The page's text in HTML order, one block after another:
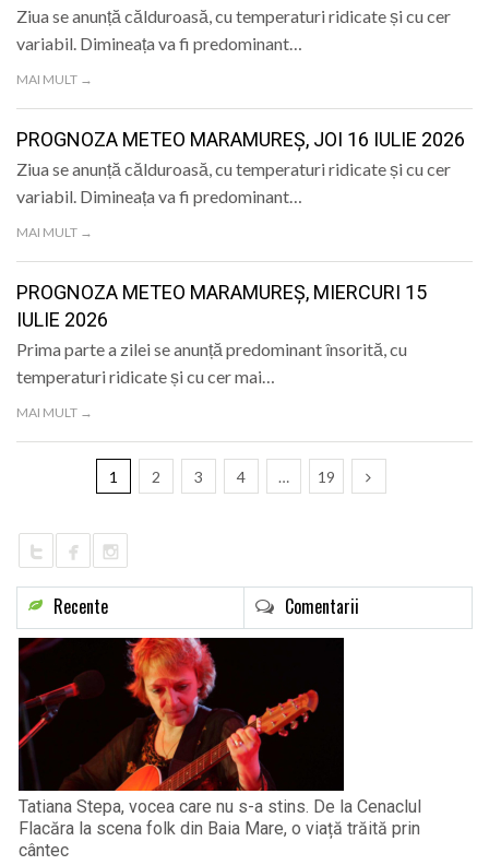
Ziua se anunță călduroasă, cu temperaturi ridicate și cu cer
variabil. Dimineața va fi predominant…
MAI MULT →
PROGNOZA METEO MARAMUREȘ, JOI 16 IULIE 2026
Ziua se anunță călduroasă, cu temperaturi ridicate și cu cer
variabil. Dimineața va fi predominant…
MAI MULT →
PROGNOZA METEO MARAMUREȘ, MIERCURI 15
IULIE 2026
Prima parte a zilei se anunță predominant însorită, cu
temperaturi ridicate și cu cer mai…
MAI MULT →
1 2 3 4 … 19
Recente Comentarii
Tatiana Stepa, vocea care nu s-a stins. De la Cenaclul
Flacăra la scena folk din Baia Mare, o viață trăită prin
cântec